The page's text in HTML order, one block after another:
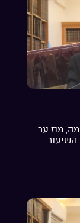
מוז ער
השיעור